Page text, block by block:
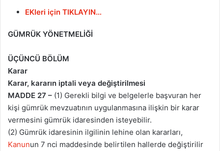
EKleri için TIKLAYIN…
GÜMRÜK YÖNETMELİĞİ
ÜÇÜNCÜ BÖLÜM
Karar
Karar, kararın iptali veya değiştirilmesi
MADDE 27 – (1) Gerekli bilgi ve belgelerle başvuran her
kişi gümrük mevzuatının uygulanmasına ilişkin bir karar
vermesini gümrük idaresinden isteyebilir.
(2) Gümrük idaresinin ilgilinin lehine olan kararları,
Kanunun 7 nci maddesinde belirtilen hallerde değiştirilir